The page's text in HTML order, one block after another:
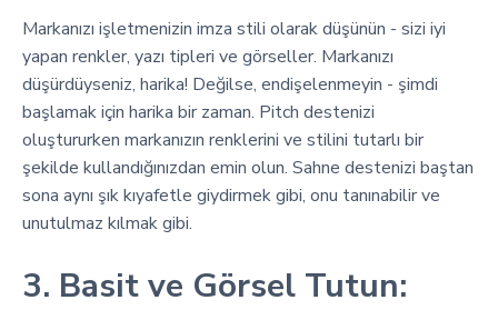
Markanızı işletmenizin imza stili olarak düşünün - sizi iyi
yapan renkler, yazı tipleri ve görseller. Markanızı
düşürdüyseniz, harika! Değilse, endişelenmeyin - şimdi
başlamak için harika bir zaman. Pitch destenizi
oluştururken markanızın renklerini ve stilini tutarlı bir
şekilde kullandığınızdan emin olun. Sahne destenizi baştan
sona aynı şık kıyafetle giydirmek gibi, onu tanınabilir ve
unutulmaz kılmak gibi.
3. Basit ve Görsel Tutun: